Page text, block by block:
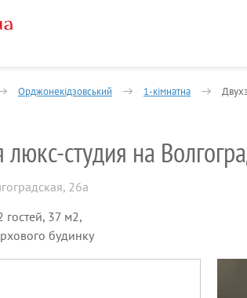
Орджонекідзовський 1-кімнатна
люкс-студия на
26а
гостей, 37 м2,
будинку